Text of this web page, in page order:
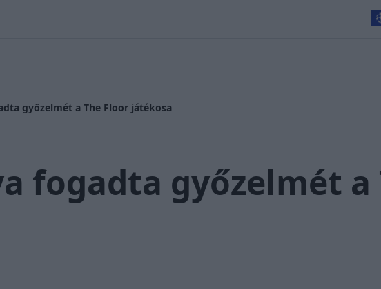
győzelmét a The Floor játékosa
fogadta győzelmét a